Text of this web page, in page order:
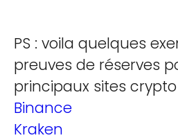
PS : voila quelques
preuves de réserves
principaux sites crypto
Binance
Kraken